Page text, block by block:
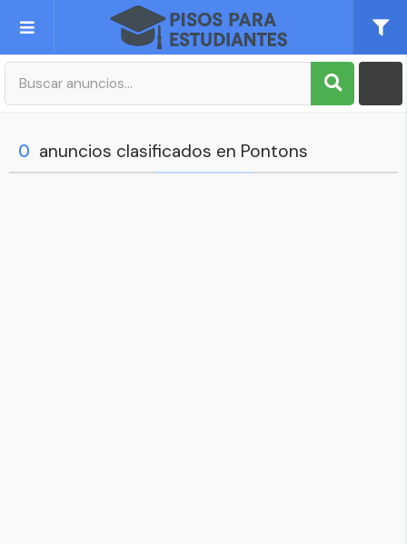
Publica tu Anuncio
0 anuncios clasificados en Pontons